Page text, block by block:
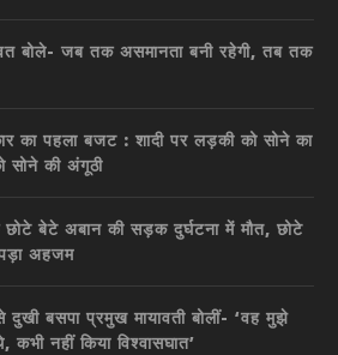
बोले- जब तक असमानता बनी रहेगी, तब तक
का पहला बजट : शादी पर लड़की को सोने का
सोने की अंगूठी
बेटे अबान की सड़क दुर्घटना में मौत, छोटे
अहजम
बसपा प्रमुख मायावती बोलीं- ‘वह मुझे
नहीं किया विश्वासघात’